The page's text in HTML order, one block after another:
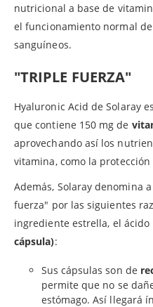
nutricional a base de
el funcionamiento normal
sanguíneos.
"TRIPLE FUERZA"
Hyaluronic Acid de Solaray
que contiene 150 mg de
aprovechando así los
vitamina, como la
Además, Solaray denomina
fuerza" por las siguientes
ingrediente estrella, el
cápsula):
Sus cápsulas son de
permite que no se
estómago. Así llegará